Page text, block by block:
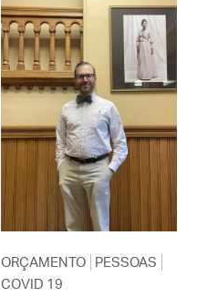
ORÇAMENTO PESSOAS
COVID 19